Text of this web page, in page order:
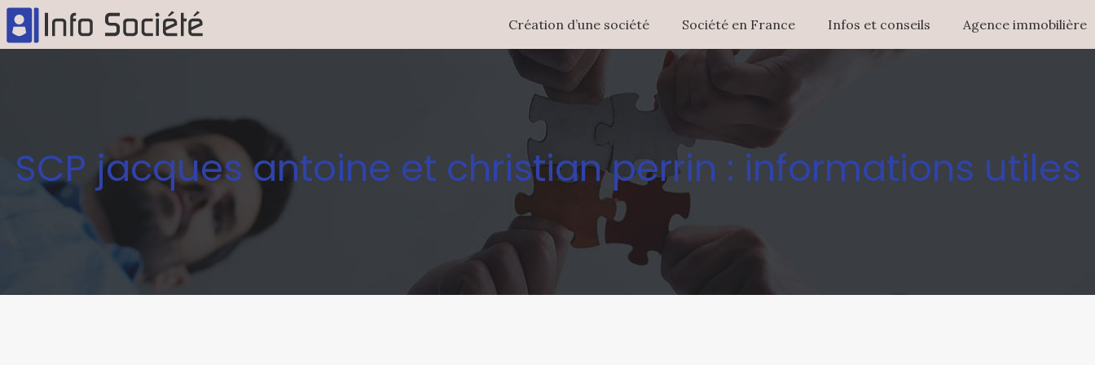
Création d’une société Société en France Infos et conseils Agence immobilière
SCP jacques antoine et christian perrin : informations utiles